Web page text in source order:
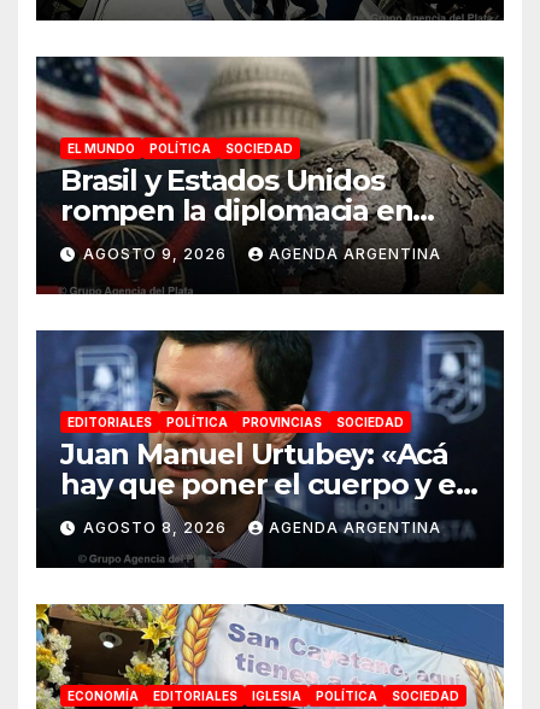
Niñez en Malvinas Argentinas
EL MUNDO POLÍTICA SOCIEDAD
Brasil y Estados Unidos
rompen la diplomacia en
plena campaña electoral
AGOSTO 9, 2026 AGENDA ARGENTINA
EDITORIALES POLÍTICA PROVINCIAS SOCIEDAD
Juan Manuel Urtubey: «Acá
hay que poner el cuerpo y el
alma. La Argentina tiene que
ir a la construcción de un
proyecto nacional»
AGOSTO 8, 2026 AGENDA ARGENTINA
ECONOMÍA EDITORIALES IGLESIA POLÍTICA SOCIEDAD